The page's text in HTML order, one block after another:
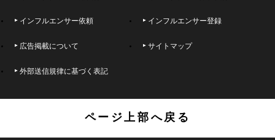
インフルエンサー依頼 インフルエンサー登録
広告掲載について サイトマップ
外部送信規律に基づく表記
ページ上部へ戻る